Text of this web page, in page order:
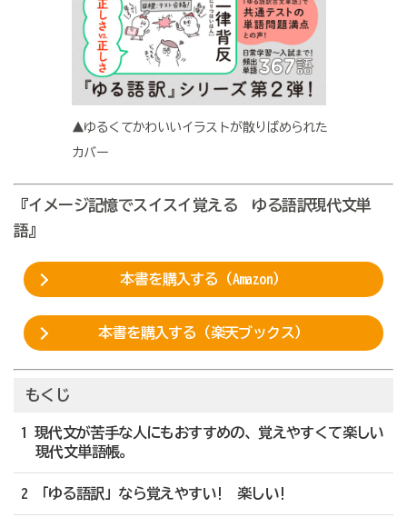
▲ゆるくてかわいいイラストが散りばめられた
カバー
『イメージ記憶でスイスイ覚える ゆる語訳現代文単
語』
本書を購入する（Amazon）
本書を購入する（楽天ブックス）
もくじ
1 現代文が苦手な人にもおすすめの、覚えやすくて楽しい
現代文単語帳。
2 「ゆる語訳」なら覚えやすい! 楽しい!